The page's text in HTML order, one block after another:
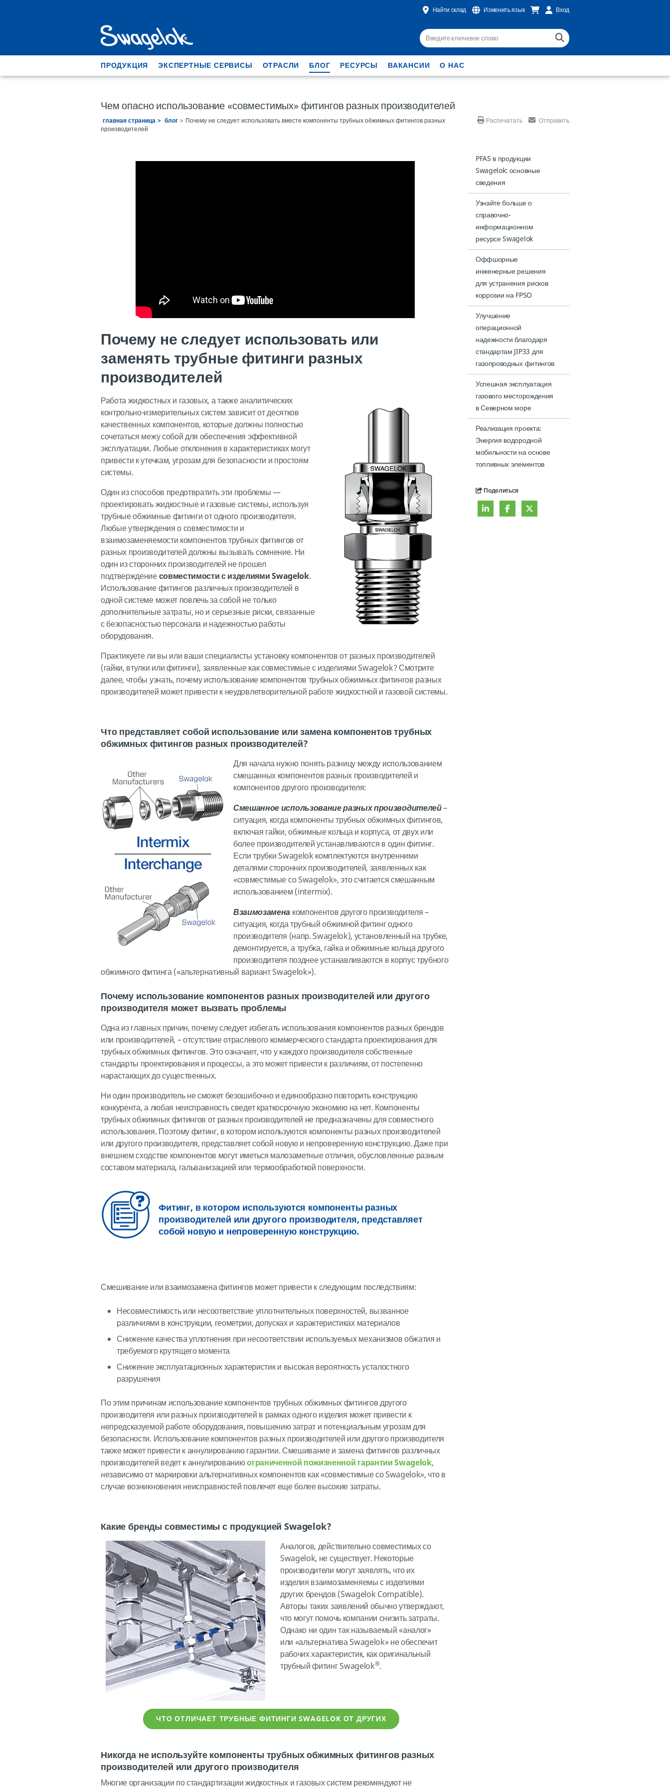
Найти склад Изменить язык Вход
ПРОДУКЦИЯ ЭКСПЕРТНЫЕ СЕРВИСЫ ОТРАСЛИ БЛОГ РЕСУРСЫ ВАКАНСИИ О НАС
Чем опасно использование «совместимых» фитингов разных производителей
главная страница блог
Почему не следует использовать вместе компоненты трубных обжимных фитингов разных
производителей
Распечатать Отправить
PFAS в продукции
Swagelok: основные
сведения
Узнайте больше о
справочно-
информационном
ресурсе Swagelok
Оффшорные
инженерные решения
для устранения рисков
коррозии на FPSO
Улучшение
операционной
надежности благодаря
стандартам JIP33 для
газопроводных фитингов
Успешная эксплуатация
газового месторождения
в Северном море
Реализация проекта:
Энергия водородной
мобильности на основе
топливных элементов
Поделиться
Почему не следует использовать или
заменять трубные фитинги разных
производителей
Работа жидкостных и газовых, а также аналитических
контрольно-измерительных систем зависит от десятков
качественных компонентов, которые должны полностью
сочетаться межу собой для обеспечения эффективной
эксплуатации. Любые отклонения в характеристиках могут
привести к утечкам, угрозам для безопасности и простоям
системы.
Один из способов предотвратить эти проблемы —
проектировать жидкостные и газовые системы, используя
трубные обжимные фитинги от одного производителя.
Любые утверждения о совместимости и
взаимозаменяемости компонентов трубных фитингов от
разных производителей должны вызывать сомнение. Ни
один из сторонних производителей не прошел
подтверждениесовместимости с изделиями Swagelok.
Использование фитингов различных производителей в
одной системе может повлечь за собой не только
дополнительные затраты, но и серьезные риски, связанные
с безопасностью персонала и надежностью работы
оборудования.
Практикуете ли вы или ваши специалисты установку компонентов от разных производителей
(гайки, втулки или фитинги), заявленные как совместимые с изделиями Swagelok? Смотрите
далее, чтобы узнать, почему использование компонентов трубных обжимных фитингов разных
производителей может привести к неудовлетворительной работе жидкостной и газовой системы.
Что представляет собой использование или замена компонентов трубных
обжимных фитингов разных производителей?
Для начала нужно понять разницу между использованием
смешанных компонентов разных производителей и
компонентов другого производителя:
Смешанное использование разных производителей–
ситуация, когда компоненты трубных обжимных фитингов,
включая гайки, обжимные кольца и корпуса, от двух или
более производителей устанавливаются в один фитинг.
Если трубки Swagelok комплектуются внутренними
деталями сторонних производителей, заявленных как
«совместимые со Swagelok», это считается смешанным
использованием (intermix).
Взаимозамена компонентов другого производителя –
ситуация, когда трубный обжимной фитинг одного
производителя (напр. Swagelok), установленный на трубке,
демонтируется, а трубка, гайка и обжимные кольца другого
производителя позднее устанавливаются в корпус трубного
обжимного фитинга («альтернативный вариант Swagelok»).
Почему использование компонентов разных производителей или другого
производителя может вызвать проблемы
Одна из главных причин, почему следует избегать использования компонентов разных брендов
или производителей, – отсутствие отраслевого коммерческого стандарта проектирования для
трубных обжимных фитингов. Это означает, что у каждого производителя собственные
стандарты проектирования и процессы, а это может привести к различиям, от постепенно
нарастающих до существенных.
Ни один производитель не сможет безошибочно и единообразно повторить конструкцию
конкурента, а любая неисправность сведет краткосрочную экономию на нет. Компоненты
трубных обжимных фитингов от разных производителей не предназначены для совместного
использования. Поэтому фитинг, в котором используются компоненты разных производителей
или другого производителя, представляет собой новую и непроверенную конструкцию. Даже при
внешнем сходстве компонентов могут иметься малозаметные отличия, обусловленные разным
составом материала, гальванизацией или термообработкой поверхности.
Фитинг, в котором используются компоненты разных
производителей или другого производителя, представляет
собой новую и непроверенную конструкцию.
Смешивание или взаимозамена фитингов может привести к следующим последствиям:
Несовместимость или несоответствие уплотнительных поверхностей, вызванное
различиями в конструкции, геометрии, допусках и характеристиках материалов
Снижение качества уплотнения при несоответствии используемых механизмов обжатия и
требуемого крутящего момента
Снижение эксплуатационных характеристик и высокая вероятность усталостного
разрушения
По этим причинам использование компонентов трубных обжимных фитингов другого
производителя или разных производителей в рамках одного изделия может привести к
непредсказуемой работе оборудования, повышению затрат и потенциальным угрозам для
безопасности. Использование компонентов разных производителей или другого производителя
также может привести к аннулированию гарантии. Смешивание и замена фитингов различных
производителей ведет к аннулированиюограниченной пожизненной гарантии Swagelok,
независимо от маркировки альтернативных компонентов как «совместимые со Swagelok», что в
случае возникновения неисправностей повлечет еще более высокие затраты.
Какие бренды совместимы с продукцией Swagelok?
Аналогов, действительно совместимых со
Swagelok, не существует. Некоторые
производители могут заявлять, что их
изделия взаимозаменяемы с изделиями
других брендов (Swagelok Compatible).
Авторы таких заявлений обычно утверждают,
что могут помочь компании снизить затраты.
Однако ни один так называемый «аналог»
или «альтернатива Swagelok» не обеспечит
рабочих характеристик, как оригинальный
трубный фитинг Swagelok®.
ЧТО ОТЛИЧАЕТ ТРУБНЫЕ ФИТИНГИ SWAGELOK ОТ ДРУГИХ
Никогда не используйте компоненты трубных обжимных фитингов разных
производителей или другого производителя
Многие организации по стандартизации жидкостных и газовых систем рекомендуют не